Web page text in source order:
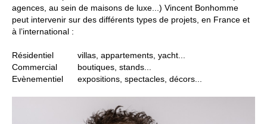
agences, au sein de maisons de luxe...) Vincent Bonhomme
peut intervenir sur des différents types de projets, en France et
à l’international :
Résidentiel
villas, appartements, yacht...
Commercial
boutiques, stands...
Evènementiel
expositions, spectacles, décors...